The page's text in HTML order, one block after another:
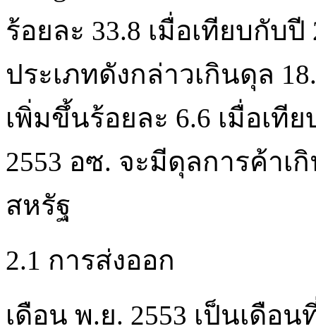
ร้อยละ 33.8 เมื่อเทียบกับ
ประเภทดังกล่าวเกินดุล
เพิ่มขึ้นร้อยละ 6.6 เมื่อเที
2553 อซ. จะมีดุลการค้าเ
สหรัฐ
2.1 การส่งออก
เดือน พ.ย. 2553 เป็นเดือ